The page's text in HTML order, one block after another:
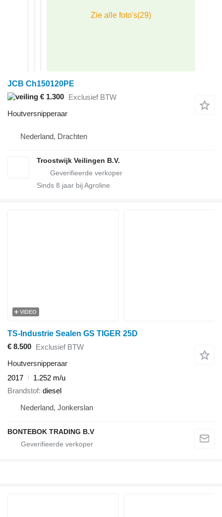
JCB Ch150120PE
€ 1.300 Exclusief BTW
Houtversnipperaar
Nederland, Drachten
Troostwijk Veilingen B.V.
Sinds 8 jaar bij Agroline
VIDEO
TS-Industrie Sealen GS TIGER 25D
€ 8.500 Exclusief BTW
Houtversnipperaar
2017
1.252 m/u
Brandstof diesel
Nederland, Jonkerslan
BONTEBOK TRADING B.V